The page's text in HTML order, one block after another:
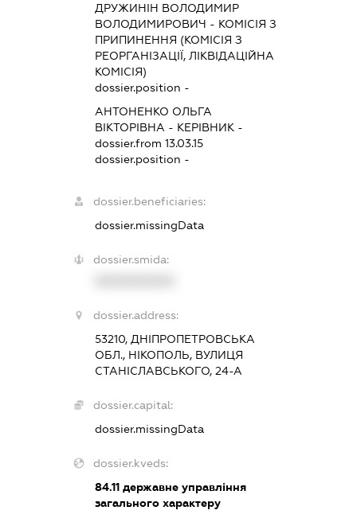
ДРУЖИНІН ВОЛОДИМИР
ВОЛОДИМИРОВИЧ - КОМІСІЯ З
ПРИПИНЕННЯ (КОМІСІЯ З
РЕОРГАНІЗАЦІЇ, ЛІКВІДАЦІЙНА
КОМІСІЯ)
dossier.position -
АНТОНЕНКО ОЛЬГА
ВІКТОРІВНА - КЕРІВНИК -
dossier.from 13.03.15
dossier.position -
dossier.beneficiaries:
dossier.missingData
dossier.smida:
dossier.address:
53210, ДНІПРОПЕТРОВСЬКА
ОБЛ., НІКОПОЛЬ, ВУЛИЦЯ
СТАНІСЛАВСЬКОГО, 24-А
dossier.capital:
dossier.missingData
dossier.kveds:
84.11 державне управління
загального характеру